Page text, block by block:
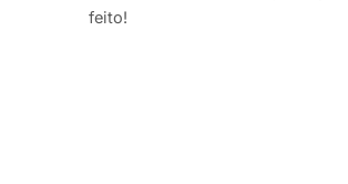
feito!